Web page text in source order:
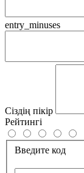
entry_minuses
Сіздің пікір
Рейтингі
Введите код